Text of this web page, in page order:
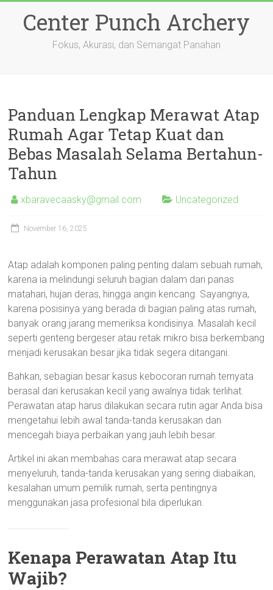
contentCenter Punch Archery
Fokus, Akurasi, dan Semangat Panahan
Panduan Lengkap Merawat Atap
Rumah Agar Tetap Kuat dan
Bebas Masalah Selama Bertahun-
Tahun
xbaravecaasky@gmail.com Uncategorized
November 16, 2025
Atap adalah komponen paling penting dalam sebuah rumah,
karena ia melindungi seluruh bagian dalam dari panas
matahari, hujan deras, hingga angin kencang. Sayangnya,
karena posisinya yang berada di bagian paling atas rumah,
banyak orang jarang memeriksa kondisinya. Masalah kecil
seperti genteng bergeser atau retak mikro bisa berkembang
menjadi kerusakan besar jika tidak segera ditangani.
Bahkan, sebagian besar kasus kebocoran rumah ternyata
berasal dari kerusakan kecil yang awalnya tidak terlihat.
Perawatan atap harus dilakukan secara rutin agar Anda bisa
mengetahui lebih awal tanda-tanda kerusakan dan
mencegah biaya perbaikan yang jauh lebih besar.
Artikel ini akan membahas cara merawat atap secara
menyeluruh, tanda-tanda kerusakan yang sering diabaikan,
kesalahan umum pemilik rumah, serta pentingnya
menggunakan jasa profesional bila diperlukan.
Kenapa Perawatan Atap Itu
Wajib?